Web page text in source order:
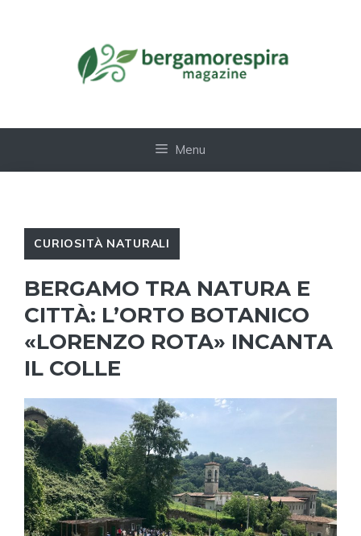
Menu
CURIOSITÀ NATURALI
BERGAMO TRA NATURA E
CITTÀ: L’ORTO BOTANICO
«LORENZO ROTA» INCANTA
IL COLLE